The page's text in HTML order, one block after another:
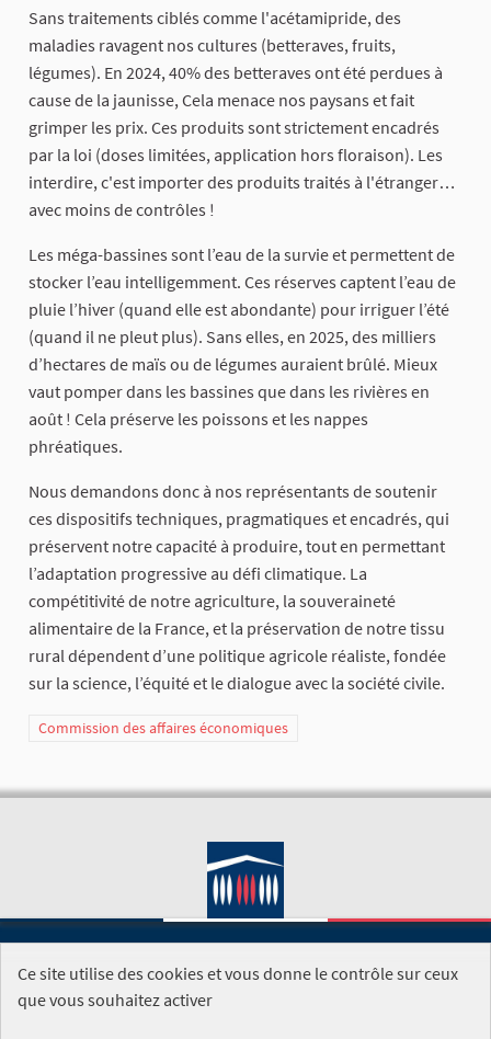
Sans traitements ciblés comme l'acétamipride, des
maladies ravagent nos cultures (betteraves, fruits,
légumes). En 2024, 40% des betteraves ont été perdues à
cause de la jaunisse, Cela menace nos paysans et fait
grimper les prix. Ces produits sont strictement encadrés
par la loi (doses limitées, application hors floraison). Les
interdire, c'est importer des produits traités à l'étranger…
avec moins de contrôles !
Les méga-bassines sont l’eau de la survie et permettent de
stocker l’eau intelligemment. Ces réserves captent l’eau de
pluie l’hiver (quand elle est abondante) pour irriguer l’été
(quand il ne pleut plus). Sans elles, en 2025, des milliers
d’hectares de maïs ou de légumes auraient brûlé. Mieux
vaut pomper dans les bassines que dans les rivières en
août ! Cela préserve les poissons et les nappes
phréatiques.
Nous demandons donc à nos représentants de soutenir
ces dispositifs techniques, pragmatiques et encadrés, qui
préservent notre capacité à produire, tout en permettant
l’adaptation progressive au défi climatique. La
compétitivité de notre agriculture, la souveraineté
alimentaire de la France, et la préservation de notre tissu
rural dépendent d’une politique agricole réaliste, fondée
sur la science, l’équité et le dialogue avec la société civile.
Commission des affaires économiques
SITE DE L'ASSEMBLÉE NATIONALE
Ce site utilise des cookies et vous donne le contrôle sur ceux
que vous souhaitez activer